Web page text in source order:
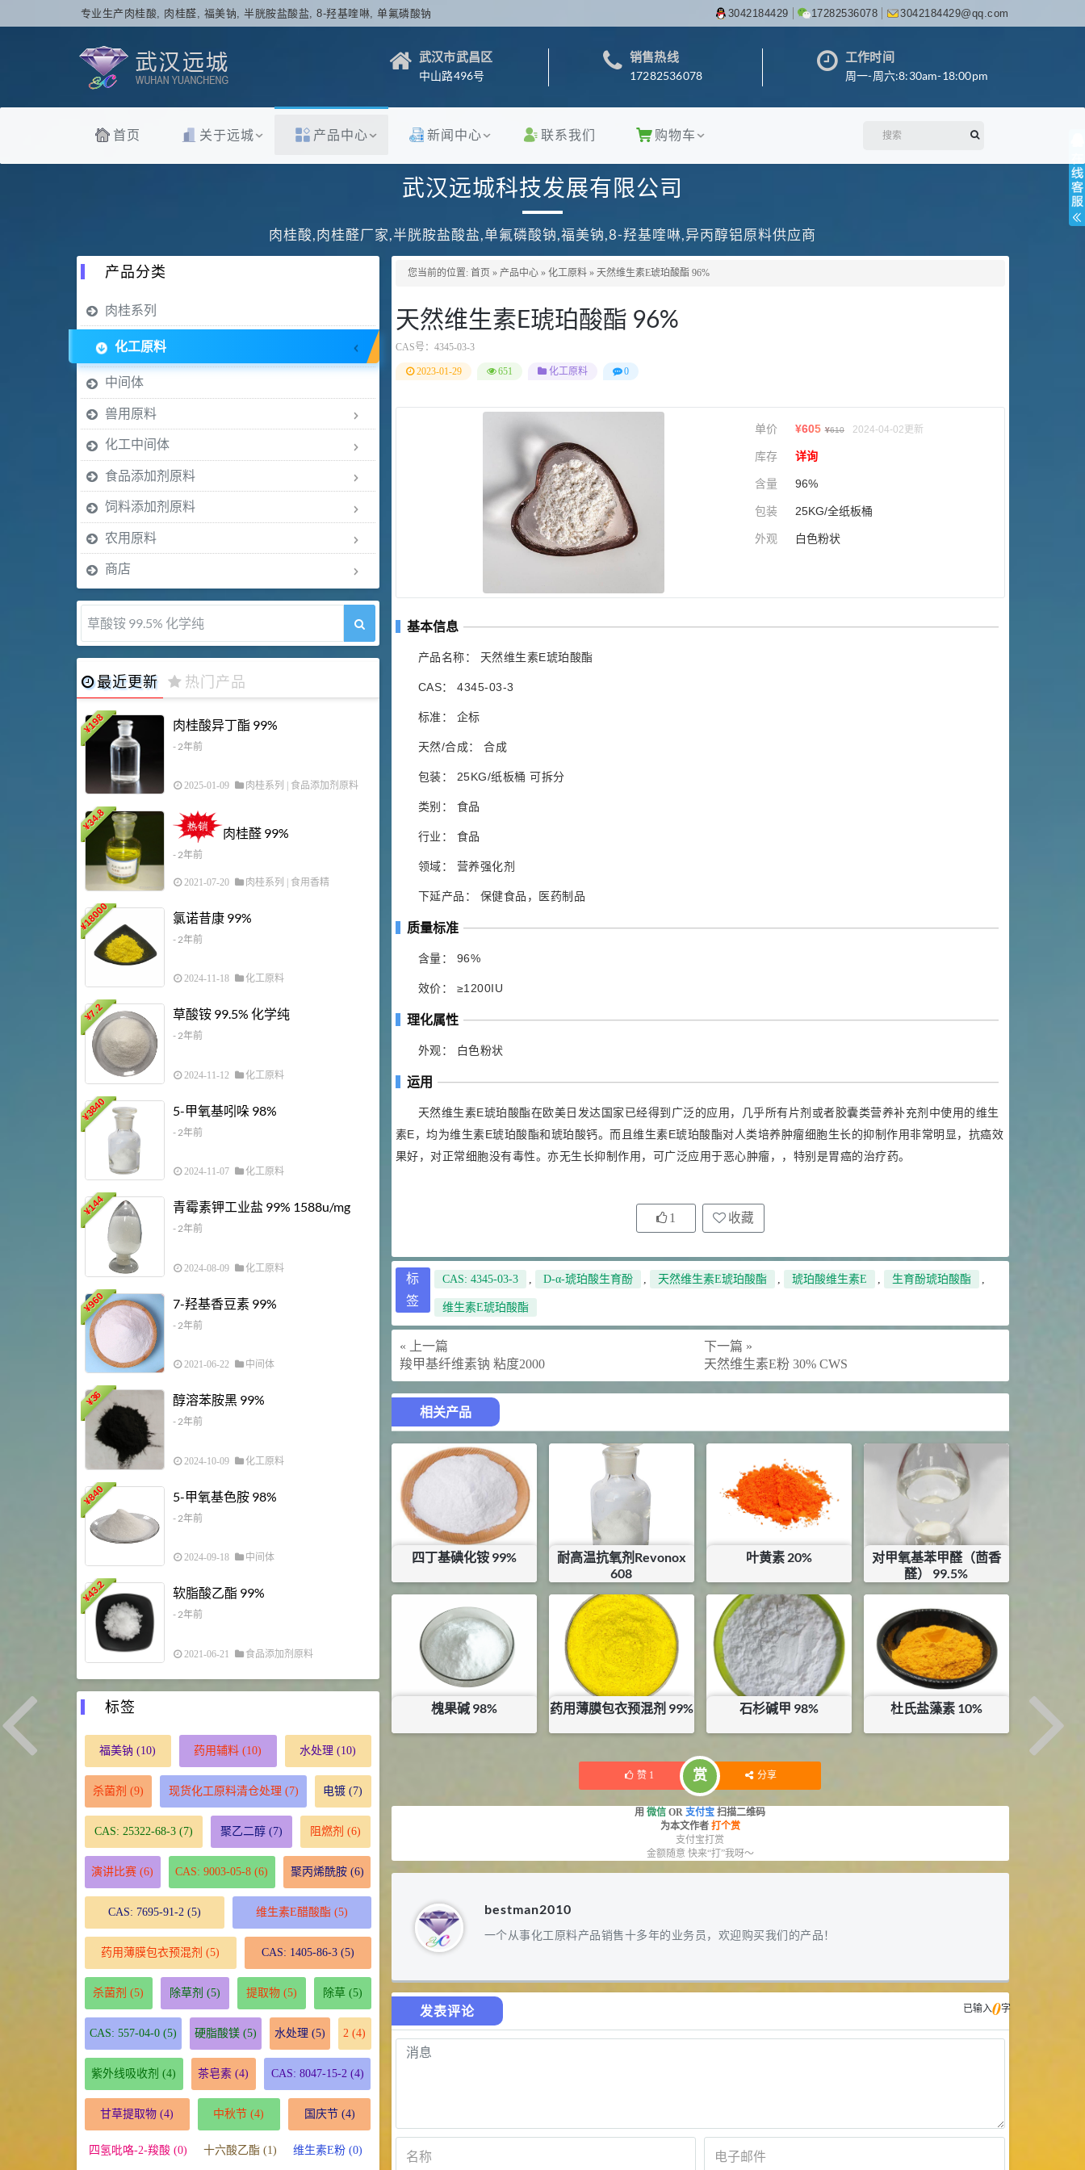
专业生产肉桂酸, 肉桂醛, 福美钠, 半胱胺盐酸盐, 8-羟基喹啉, 单氟磷酸钠 3042184429 17282536078 3042184429@qq.com
武汉市武昌区
中山路496号
销售热线
17282536078
工作时间
周一-周六:8:30am-18:00pm
首页 关于远城 产品中心 新闻中心 联系我们 购物车
武汉远城科技发展有限公司
肉桂酸,肉桂醛厂家,半胱胺盐酸盐,单氟磷酸钠,福美钠,8-羟基喹啉,异丙醇铝原料供应商
您当前的位置: 首页 » 产品中心 » 化工原料 » 天然维生素E琥珀酸酯 96%
天然维生素E琥珀酸酯 96%
CAS号： 4345-03-3
2023-01-29 651 化工原料 0
单价 ¥605 ¥610 2024-04-02更新
库存 详询
含量 96%
包装 25KG/全纸板桶
外观 白色粉状
基本信息
产品名称： 天然维生素E琥珀酸酯
CAS： 4345-03-3
标准： 企标
天然/合成： 合成
包装： 25KG/纸板桶 可拆分
类别： 食品
行业： 食品
领域： 营养强化剂
下延产品： 保健食品，医药制品
质量标准
含量： 96%
效价： ≥1200IU
理化属性
外观： 白色粉状
运用
天然维生素E琥珀酸酯在欧美日发达国家已经得到广泛的应用，几乎所有片剂或者胶囊类营养补充剂中使用的维生
素E，均为维生素E琥珀酸酯和琥珀酸钙。而且维生素E琥珀酸酯对人类培养肿瘤细胞生长的抑制作用非常明显，抗癌效
果好，对正常细胞没有毒性。亦无生长抑制作用，可广泛应用于恶心肿瘤，，特别是胃癌的治疗药。
1 收藏
标
签
CAS: 4345-03-3 , D-α-琥珀酸生育酚 , 天然维生素E琥珀酸酯 , 琥珀酸维生素E , 生育酚琥珀酸酯 ,
维生素E琥珀酸酯
« 上一篇
羧甲基纤维素钠 粘度2000
下一篇 »
天然维生素E粉 30% CWS
相关产品
四丁基碘化铵 99%
¥660
库存：1KG
耐高温抗氧剂Revonox
608
¥260
叶黄素 20%
¥180
库存：0.05KG
对甲氧基苯甲醛（茴香
醛） 99.5%
¥92
槐果碱 98% 药用薄膜包衣预混剂 99%
库存：2.3KG
石杉碱甲 98%
库存：0.01KG
杜氏盐藻素 10%
赞 1 赏 分享
用 微信 OR 支付宝 扫描二维码
为本文作者 打个赏
支付宝打赏
金额随意 快来“打”我呀～
bestman2010
一个从事化工原料产品销售十多年的业务员，欢迎购买我们的产品！
发表评论 已输入0字
产品分类
肉桂系列
化工原料
中间体
兽用原料
化工中间体
食品添加剂原料
饲料添加剂原料
农用原料
商店
草酸铵 99.5% 化学纯
最近更新 热门产品
¥
198 肉桂酸异丁酯 99%
- 2年前
2025-01-09 肉桂系列 食品添加剂原料
¥
34.8
肉桂醛 99%
- 2年前
2021-07-20 肉桂系列 | 食用香精
¥
18000 氯诺昔康 99%
- 2年前
2024-11-18 化工原料
¥
7.2 草酸铵 99.5% 化学纯
- 2年前
2024-11-12 化工原料
¥
3840 5-甲氧基吲哚 98%
- 2年前
2024-11-07 化工原料
¥
144 青霉素钾工业盐 99% 1588u/mg
- 2年前
2024-08-09 化工原料
¥
960 7-羟基香豆素 99%
- 2年前
2021-06-22 中间体
¥
36 醇溶苯胺黑 99%
- 2年前
2024-10-09 化工原料
¥
840 5-甲氧基色胺 98%
- 2年前
2024-09-18 中间体
¥
43.2 软脂酸乙酯 99%
- 2年前
2021-06-21 食品添加剂原料
1
浏览量 - 10w+
2021-05-25 饲料添加剂原料
浏览量 - 5.51w
29
5
对甲氧基苯甲醛（茴香醛）
99.5%
浏览量 - 1.89w
S-羧甲基-L-半胱氨酸(羧甲司坦)
2021-05-30 化工原料
7 抗氧剂BHT 99.5%
浏览量 - 1.64w
2021-05-25 食品添加剂原料
11.25 8 D-异抗坏血酸钠 98%
浏览量 - 1.55w
2021-05-25 食品添加剂原料
9 硬脂富马酸钠 99%
浏览量 - 1.54w
2021-06-19 化工原料
34.8 10 DL-蛋氨酸 99%
浏览量 - 1.48w
2021-06-21 食品添加剂原料
标签
福美钠 (10) 药用辅料 (10) 水处理 (10)
杀菌剂 (9) 现货化工原料清仓处理 (7) 电镀 (7)
CAS: 25322-68-3(7) 聚乙二醇(7) 阻燃剂 (6)
演讲比赛 (6) CAS: 9003-05-8 (6) 聚丙烯酰胺(6)
CAS: 7695-91-2 (5) 维生素E醋酸酯(5)
药用薄膜包衣预混剂 (5) CAS: 1405-86-3(5)
杀菌剂 (5) 除草剂 (5) 提取物(5) 除草(5)
CAS: 557-04-0(5) 硬脂酸镁(5) 水处理 (5) 2 (4)
紫外线吸收剂 (4) 茶皂素 (4) CAS: 8047-15-2 (4)
甘草提取物 (4) 中秋节 (4) 国庆节(4)
四氢吡咯-2-羧酸 (0) 十六酸乙酯 (1) 维生素E粉 (0)